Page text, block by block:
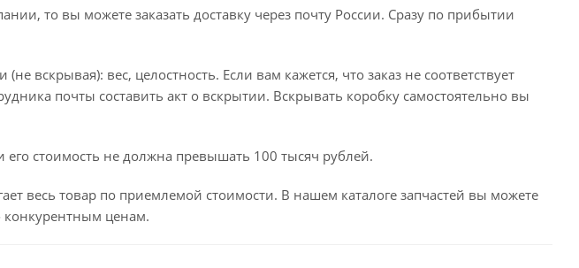
то вы можете заказать доставку через почту России. Сразу по прибытии
вскрывая): вес, целостность. Если вам кажется, что заказ не соответствует
почты составить акт о вскрытии. Вскрывать коробку самостоятельно вы
стоимость не должна превышать 100 тысяч рублей.
весь товар по приемлемой стоимости. В нашем каталоге запчастей вы можете
конкурентным ценам.